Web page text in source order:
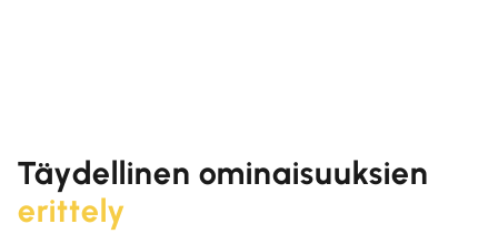
Täydellinen ominaisuuksien
erittely